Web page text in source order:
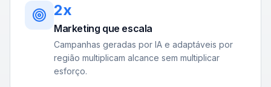
2x
Marketing que escala
Campanhas geradas por IA e adaptáveis por
região multiplicam alcance sem multiplicar
esforço.